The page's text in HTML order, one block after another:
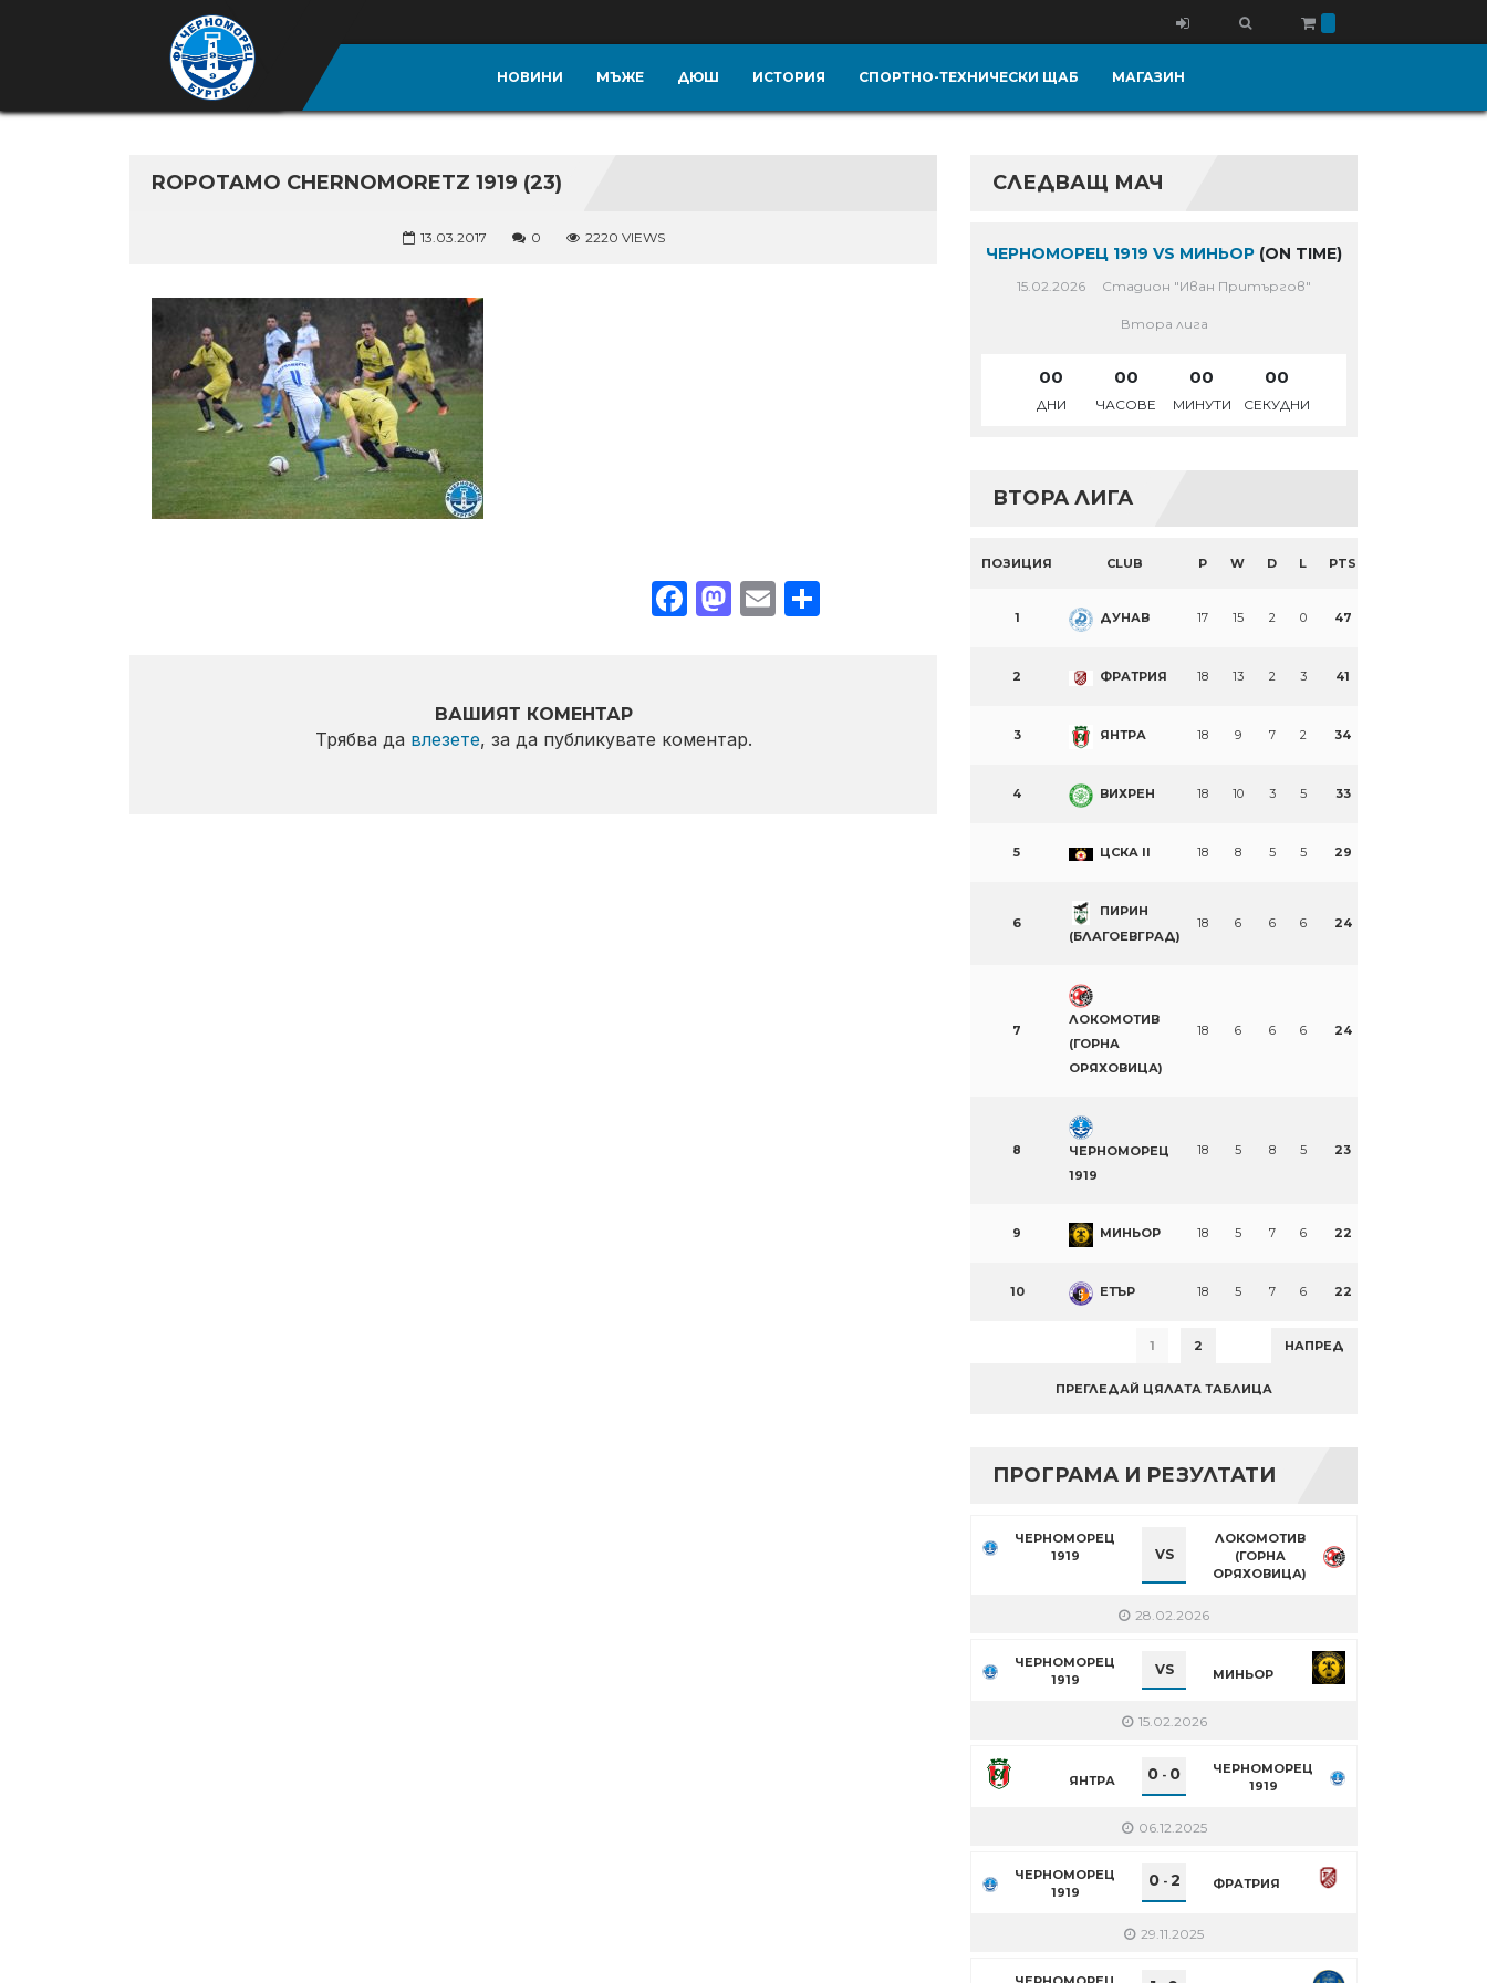
НОВИНИ МЪЖЕ ДЮШ ИСТОРИЯ СПОРТНО-ТЕХНИЧЕСКИ ЩАБ МАГАЗИН
ROPOTAMO CHERNOMORETZ 1919 (23)
13.03.2017 0 2220 VIEWS
Facebook
Mastodon
EmailShare
ВАШИЯТ КОМЕНТАР
Трябва да влезете, за да публикувате коментар.
СЛЕДВАЩ МАЧ
ЧЕРНОМОРЕЦ 1919 VS МИНЬОР (ON TIME)
15.02.2026 Стадион "Иван Притъргов"
Втора лига
00
ДНИ
00
ЧАСОВЕ
00
МИНУТИ
00
СЕКУДНИ
ВТОРА ЛИГА
ПОЗИЦИЯ CLUB P W D L PTS
1 ДУНАВ 17 15 2 0 47
2 ФРАТРИЯ 18 13 2 3 41
3 ЯНТРА 18 9 7 2 34
4 ВИХРЕН 18 10 3 5 33
5 ЦСКА II 18 8 5 5 29
6
ПИРИН
(БЛАГОЕВГРАД)
18 6 6 6 24
7
ЛОКОМОТИВ
(ГОРНА
ОРЯХОВИЦА)
18 6 6 6 24
8
ЧЕРНОМОРЕЦ
1919
18 5 8 5 23
9 МИНЬОР 18 5 7 6 22
10 ЕТЪР 18 5 7 6 22
1 2 НАПРЕД
ПРЕГЛЕДАЙ ЦЯЛАТА ТАБЛИЦА
ПРОГРАМА И РЕЗУЛТАТИ
ЧЕРНОМОРЕЦ
1919
VS
ЛОКОМОТИВ
(ГОРНА
ОРЯХОВИЦА)
28.02.2026
ЧЕРНОМОРЕЦ
1919
VS МИНЬОР
15.02.2026
ЯНТРА 0 - 0
ЧЕРНОМОРЕЦ
1919
06.12.2025
ЧЕРНОМОРЕЦ
1919
0- 2 ФРАТРИЯ
29.11.2025